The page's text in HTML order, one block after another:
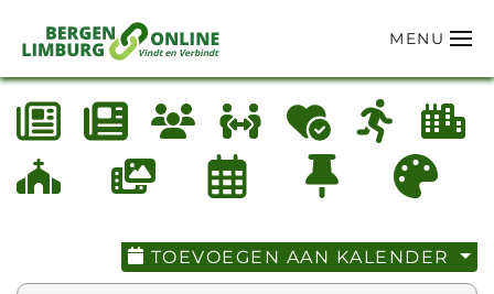
Terug naar hoofdinhoud
MENU
TOEVOEGEN AAN KALENDER